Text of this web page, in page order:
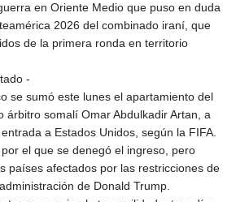
en Oriente Medio que puso en duda
2026 del combinado iraní, que
de la primera ronda en territorio
-
se sumó este lunes el apartamiento del
árbitro somalí Omar Abdulkadir Artan, a
a Estados Unidos, según la FIFA.
el que se denegó el ingreso, pero
países afectados por las restricciones de
de Donald Trump.